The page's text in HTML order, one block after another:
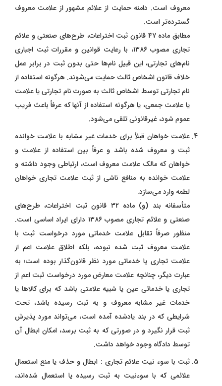
معروف است. دامنه حمایت از علائم مشهور از علامت معروف
گسترده‌تر است.
مطابق ماده ۴۷ قانون ثبت اختراعات، طرح‌های صنعتی و علائم
تجاری مصوب ۱۳۸۶، با رعایت قوانین و مقررات ثبت اجباری
نام‌های تجارتی، این قبیل نام‌ها حتی بدون ثبت در برابر عمل
خلاف قانون اشخاص ثالث حمایت می‌شوند. هرگونه استفاده از
نام تجارتی توسط اشخاص ثالث به صورت نام تجارتی یا علامت
یا علامت جمعی، یا هرگونه استفاده از آنها که عرفاً باعث فریب
عموم شود، غیرقانونی تلقی می‌شود.
علامت خواهان قبلاً برای خدمات غیر مشابه با علامت خوانده
ثبت و معروف شده باشد و عرفاً بین استفاده از علامت و
خواهان که مالک علامت معروف است، ارتباطی وجود داشته و
علامت خوانده به منافع ناشی از ثبت علامت تجاری خواهان
لطمه وارد می‌سازد.
متأسفانه بند (و) ماده ۳۲ قانون ثبت اختراعات، طرح‌های
صنعتی و علائم تجاری مصوب ١٣٨٦ دارای ایراد اساسی است.
منظور صرفاً تقابل علامت خدماتی مورد درخواست ثبت با
علامت معروف ثبت شده نبوده، بلکه اطلاق علامت اعم از
علامت تجاری یا خدماتی مورد نظر قانون‌گذار بوده است؛ به
عبارت دیگر، چنانچه علامت معارض مورد درخواست ثبت اعم از
تجاری یا خدماتی عین یا شبیه علامتی باشد که برای کالاها یا
خدمات غیر مشابه معروف و به ثبت رسیده باشد، تحت
شرایطی که در بند یادشده آمده است، می‌تواند مورد پذیرش
ثبت قرار نگیرد و در صورتی که به ثبت برسد، امکان ابطال آن
توسط دادگاه وجود خواهد داشت.
ثبت با سوء نیت علائم تجاری : ابطال و حذف یا منع استعمال
علائمی که با سوءنیت به ثبت رسیده یا استعمال شده‌اند،